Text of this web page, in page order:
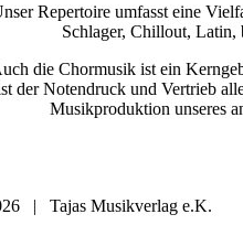
Repertoire umfasst eine
Schlager, Chillout, Latin,
die Chormusik ist ein
der Notendruck und Vertrieb
Musikproduktion unseres
| Tajas Musikverlag e.K.